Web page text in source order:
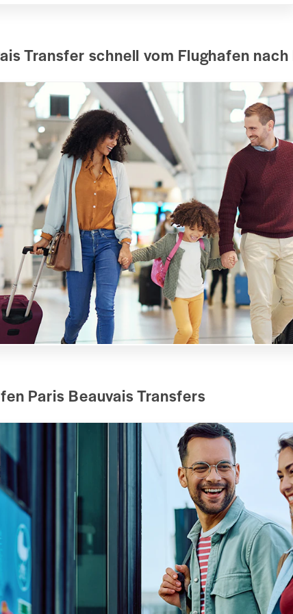
Transfer schnell vom Flughafen
Paris Beauvais Transfers